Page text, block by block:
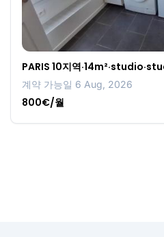
PARIS 10지역
계약 가능일 6 Aug, 2026
800€/월